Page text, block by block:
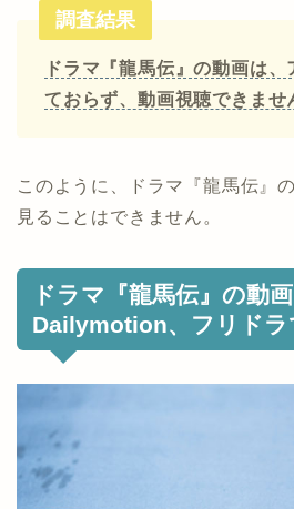
調査結果
ドラマ『龍馬伝』の動画は
ておらず、動画視聴できませ
このように、ドラマ『龍馬伝』
見ることはできません。
ドラマ『龍馬伝』の動
Dailymotion、フリドラ